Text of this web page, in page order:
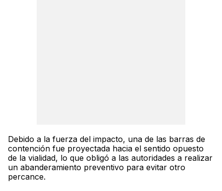
Debido a la fuerza del impacto, una de las barras de
contención fue proyectada hacia el sentido opuesto
de la vialidad, lo que obligó a las autoridades a realizar
un abanderamiento preventivo para evitar otro
percance.